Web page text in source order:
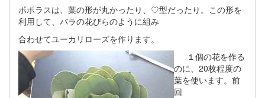
ポポラスは、葉の形が丸かったり、♡型だったり。この形を
利用して、バラの花びらのように組み
合わせてユーカリローズを作ります。
１個の花を作る
のに、20枚程度の
葉を使います。前
回